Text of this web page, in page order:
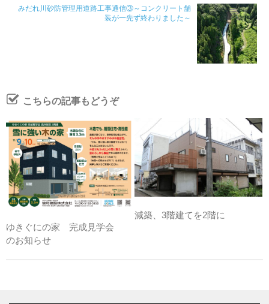
みだれ川砂防管理用道路工事通信③～コンクリート舗
装が一先ず終わりました～
こちらの記事もどうぞ
ゆきぐにの家 完成見学会
のお知らせ
減築、3階建てを2階に